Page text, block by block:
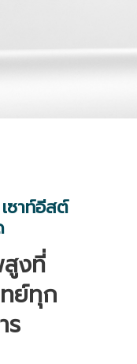
ซาท์อีสต์
งที่
ย์ทุก
ร